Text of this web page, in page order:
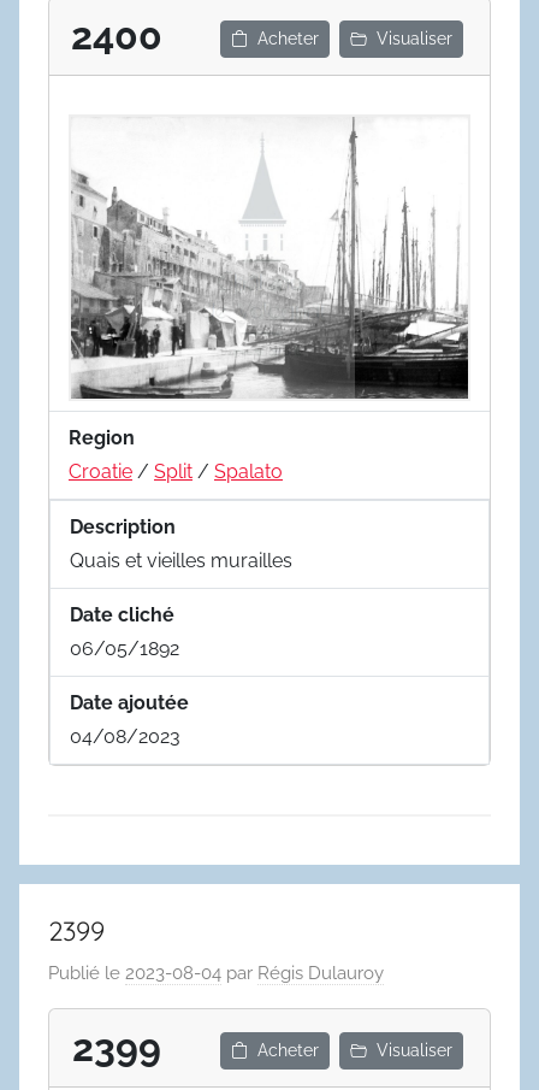
2400 Acheter Visualiser
Region
Croatie / Split / Spalato
Description
Quais et vieilles murailles
Date cliché
06/05/1892
Date ajoutée
04/08/2023
2399
Publié le 2023-08-04 par Régis Dulauroy
2399 Acheter Visualiser